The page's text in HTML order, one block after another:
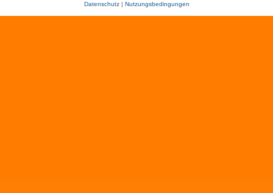
Datenschutz| Nutzungsbedingungen